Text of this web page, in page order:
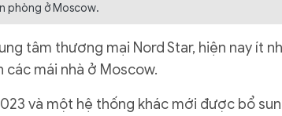
phòng ở Moscow.
tâm thương mại Nord Star, hiện nay ít
mái nhà ở Moscow.
và một hệ thống khác mới được bổ